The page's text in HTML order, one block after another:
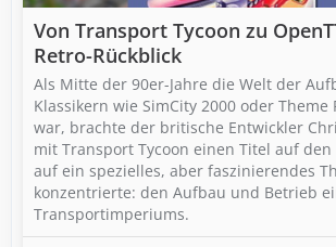
Von Transport Tycoon zu
Retro-Rückblick
Als Mitte der 90er-Jahre die Welt der
Klassikern wie SimCity 2000 oder Theme
war, brachte der britische Entwickler
mit Transport Tycoon einen Titel auf
auf ein spezielles, aber faszinierendes
konzentrierte: den Aufbau und Betrieb
Transportimperiums.